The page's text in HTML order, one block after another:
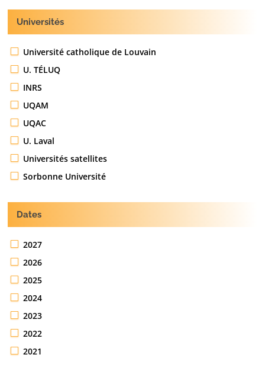
Universités
Université catholique de Louvain
U. TÉLUQ
INRS
UQAM
UQAC
U. Laval
Universités satellites
Sorbonne Université
Dates
2027
2026
2025
2024
2023
2022
2021